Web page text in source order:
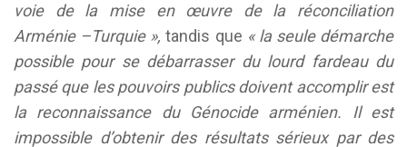
voie de la mise en œuvre de la réconciliation
Arménie –Turquie »,tandis que « la seule démarche
possible pour se débarrasser du lourd fardeau du
passé que les pouvoirs publics doivent accomplir est
la reconnaissance du Génocide arménien. Il est
impossible d’obtenir des résultats sérieux par des